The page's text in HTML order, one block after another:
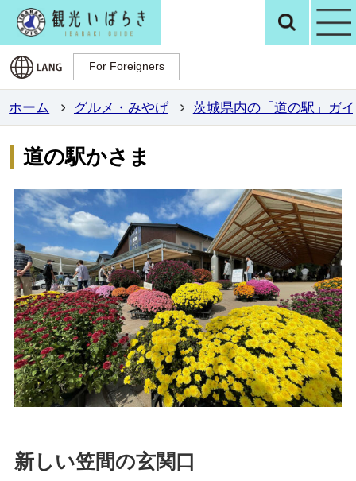
観光いばらき検
For Foreigners
For Foreigners
ホーム グルメ・みやげ 茨城県内の「道の駅」ガ
道の駅かさま
新しい笠間の玄関口